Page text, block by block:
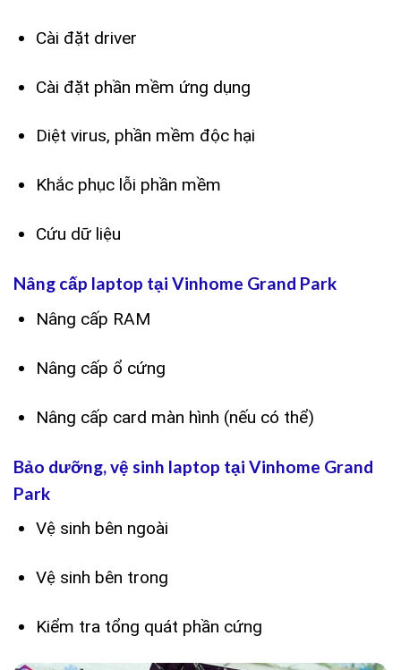
Cài đặt driver
Cài đặt phần mềm ứng dụng
Diệt virus, phần mềm độc hại
Khắc phục lỗi phần mềm
Cứu dữ liệu
Nâng cấp laptop tại Vinhome Grand Park
Nâng cấp RAM
Nâng cấp ổ cứng
Nâng cấp card màn hình (nếu có thể)
Bảo dưỡng, vệ sinh laptop tại Vinhome Grand
Park
Vệ sinh bên ngoài
Vệ sinh bên trong
Kiểm tra tổng quát phần cứng